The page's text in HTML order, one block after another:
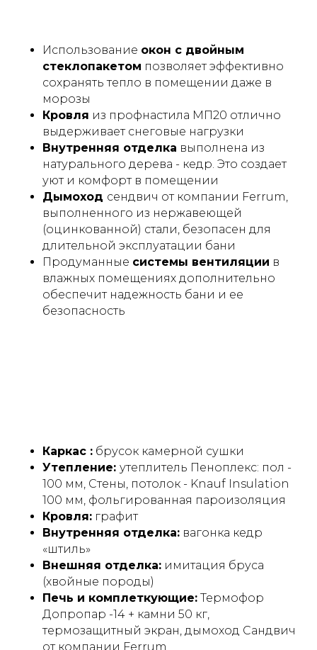
Использование окон с двойным
стеклопакетом позволяет эффективно
сохранять тепло в помещении даже в
морозы
Кровля из профнастила МП20 отлично
выдерживает снеговые нагрузки
Внутренняя отделка выполнена из
натурального дерева - кедр. Это создает
уют и комфорт в помещении
Дымоход сендвич от компании Ferrum,
выполненного из нержавеющей
(оцинкованной) стали, безопасен для
длительной эксплуатации бани
Продуманные системы вентиляции в
влажных помещениях дополнительно
обеспечит надежность бани и ее
безопасность
Каркас : брусок камерной сушки
Утепление: утеплитель Пеноплекс: пол -
100 мм, Стены, потолок - Knauf Insulation
100 мм, фольгированная пароизоляция
Кровля: графит
Внутренняя отделка: вагонка кедр
«штиль»
Внешняя отделка: имитация бруса
(хвойные породы)
Печь и комплеткующие: Термофор
Допропар -14 + камни 50 кг,
термозащитный экран, дымоход Сандвич
от компании Ferrum
Преимущества модели
«Комфорт»